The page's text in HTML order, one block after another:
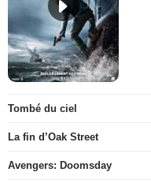
Tombé du ciel
La fin d’Oak Street
Avengers: Doomsday